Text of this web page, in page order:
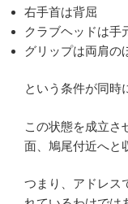
右手首は背屈
クラブヘッドは手
グリップは両肩の
という条件が同時
この状態を成立さ
面、鳩尾付近へと
つまり、アドレス